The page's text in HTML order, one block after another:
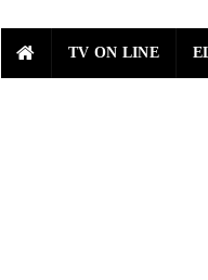
TV ON LINE